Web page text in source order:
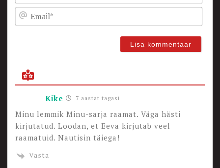
Kike 7 aastat tagasi
Minu lemmik Minu-sarja raamat. Väga hästi
kirjutatud. Loodan, et Eeva kirjutab veel
raamatuid. Nautisin täiega!
Vasta